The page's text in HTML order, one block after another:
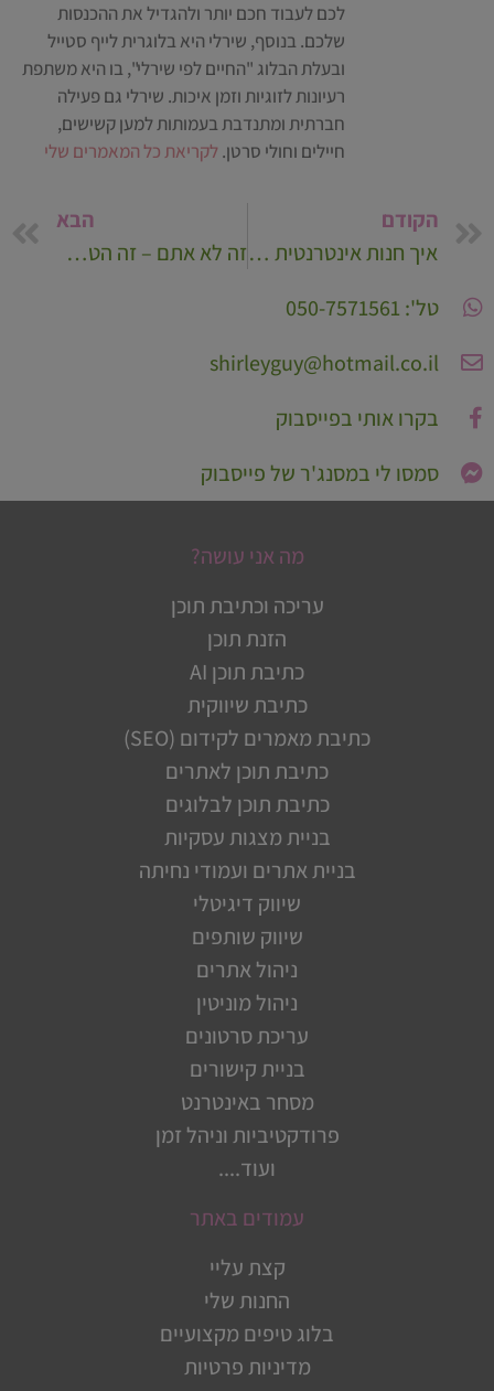
לכם לעבוד חכם יותר ולהגדיל את ההכנסות
שלכם. בנוסף, שירלי היא בלוגרית לייף סטייל
ובעלת הבלוג "החיים לפי שירלי", בו היא משתפת
רעיונות לזוגיות וזמן איכות. שירלי גם פעילה
חברתית ומתנדבת בעמותות למען קשישים,
חיילים וחולי סרטן.לקריאת כל המאמרים שלי
הקודם
איך חנות אינטרנטית של ישראכרט יכולה לשנות לכם את העסק מהקצה אל הקצה?
הבא
זה לא אתם – זה הטקסט שלכם! איך קורס כתיבה שיווקית של רב מסר ישנה לכם את כללי המשחק
טל': 050-7571561
shirleyguy@hotmail.co.il
בקרו אותי בפייסבוק
סמסו לי במסנג'ר של פייסבוק
מה אני עושה?
עריכה וכתיבת תוכן
הזנת תוכן
כתיבת תוכן AI
כתיבת שיווקית
כתיבת מאמרים לקידום (SEO)
כתיבת תוכן לאתרים
כתיבת תוכן לבלוגים
בניית מצגות עסקיות
בניית אתרים ועמודי נחיתה
שיווק דיגיטלי
שיווק שותפים
ניהול אתרים
ניהול מוניטין
עריכת סרטונים
בניית קישורים
מסחר באינטרנט
פרודקטיביות וניהל זמן
ועוד....
עמודים באתר
קצת עליי
החנות שלי
בלוג טיפים מקצועיים
מדיניות פרטיות